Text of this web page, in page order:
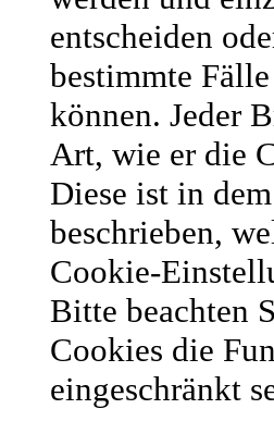
entscheiden
bestimmte
können. Jeder
Art, wie er die
Diese ist in
beschrieben,
Cookie-
Bitte beachten
Cookies die
eingeschränkt